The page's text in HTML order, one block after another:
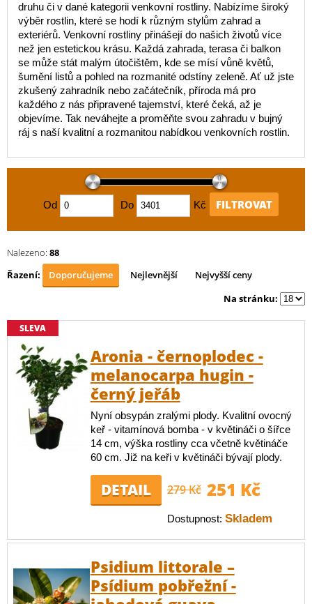
druhu či v dané kategorii venkovní rostliny. Nabízíme široký
výběr rostlin, které se hodí k různým stylům zahrad a
exteriérů. Venkovní rostliny přinášejí do našich životů více
než jen estetickou krásu. Každá zahrada, terasa či balkon
se může stát malým útočištěm, kde se mísí vůně květů,
šumění listů a pohled na rozmanité odstíny zeleně. Ať už jste
zkušený zahradník nebo začátečník, příroda má pro
každého z nás připravené tajemství, které čeká, až je
objevíme. Tak neváhejte a proměňte svou zahradu v bujný
ráj s naší kvalitní a rozmanitou nabídkou venkovních rostlin.
Od Do Kč FILTROVAT
Nalezeno: 88
Řazení:
Doporučujeme Nejlevnější
Nejvyšší ceny
Na stránku:
SLEVA
Aronia - černoplodec -
melanocarpa hugin -
černý jeřáb
Nyní obsypán zralými plody. Kvalitní ovocný
keř - vitamínová bomba - v květináči o šířce
14 cm, výška rostliny cca včetně květináče
60 cm. Již na keři v květináči bývají plody.
DETAIL 279 Kč 251 Kč
Dostupnost: Skladem
Psidium littorale –
Psídium pobřežní -